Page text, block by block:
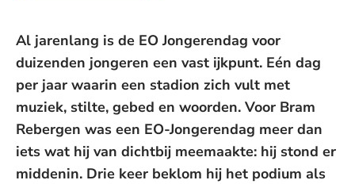
Al jarenlang is de EO Jongerendag voor
duizenden jongeren een vast ijkpunt. Eén dag
per jaar waarin een stadion zich vult met
muziek, stilte, gebed en woorden. Voor Bram
Rebergen was een EO-Jongerendag meer dan
iets wat hij van dichtbij meemaakte: hij stond er
middenin. Drie keer beklom hij het podium als